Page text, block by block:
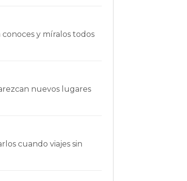
y míralos todos
nuevos lugares
cuando viajes sin